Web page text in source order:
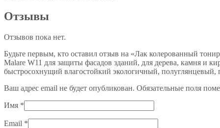
Отзывы
Отзывов пока нет.
Будьте первым, кто оставил отзыв на «Лак колерованный
Malare W11 для защиты фасадов зданий, для дерева, камня и
быстросохнущий влагостойкий экологичный, полуглянцевый,
Ваш адрес email не будет опубликован. Обязательные поля
Имя *
Email *